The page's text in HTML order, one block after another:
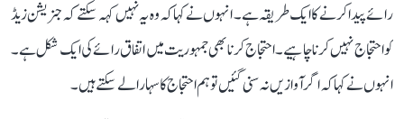
رائے پیدا کرنے کا ایک طریقہ ہے۔ انہوں نے کہا کہ وہ یہ نہیں کہہ سکتے کہ جنریشن زیڈ
کو احتجاج نہیں کرنا چاہیے۔احتجاج کرنا بھی جمہوریت میں اتفاق رائے کی ایک شکل ہے۔
انہو ں نے کہا کہ اگر آوازیں نہ سنی گئیں تو ہم احتجاج کا سہارا لے سکتے ہیں۔